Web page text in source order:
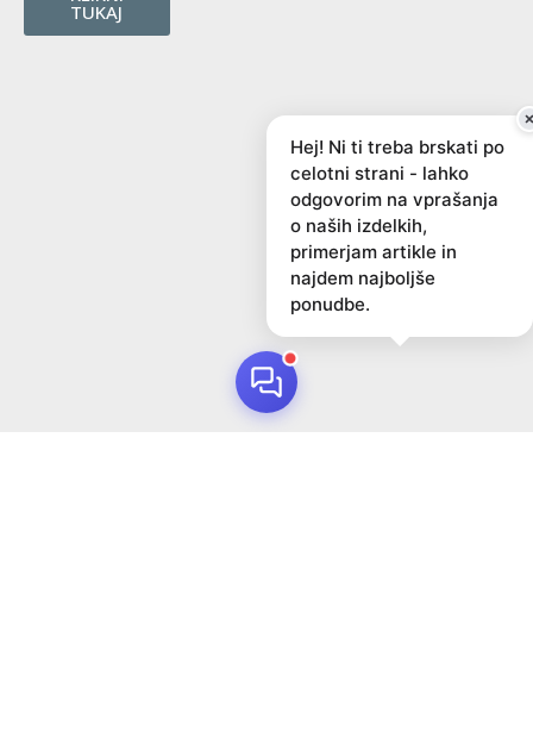
TUKAJ
Hej! Ni ti treba brskati po
celotni strani - lahko
odgovorim na vprašanja
o naših izdelkih,
primerjam artikle in
najdem najboljše
ponudbe.